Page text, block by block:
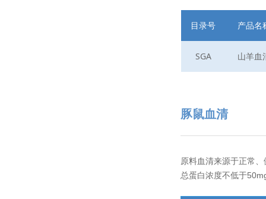
目录号 产品名
SGA 山羊血
豚鼠血清
原料血清来源于正常
总蛋白浓度不低于